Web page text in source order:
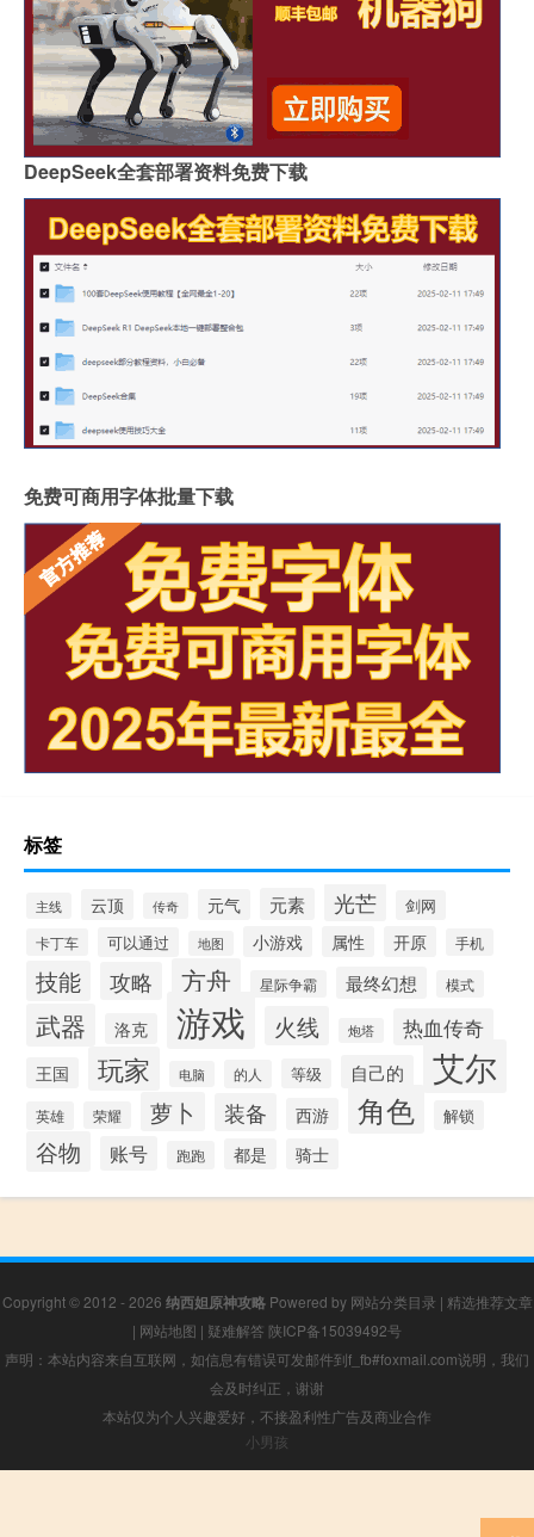
DeepSeek全套部署资料免费下载
免费可商用字体批量下载
标签
主线 云顶 传奇 元气 元素 光芒 剑网
卡丁车 可以通过 地图 小游戏 属性 开原 手机
技能 攻略 方舟 星际争霸 最终幻想 模式
武器 洛克 游戏 火线 炮塔 热血传奇
王国 玩家 电脑 的人 等级 自己的 艾尔
英雄 荣耀 萝卜 装备 西游 角色 解锁
谷物 账号 跑跑 都是 骑士
Copyright © 2012 - 2026 纳西妲原神攻略Powered by 网站分类目录 | 精选推荐文章
| 网站地图 | 疑难解答 陕ICP备15039492号
声明：本站内容来自互联网，如信息有错误可发邮件到f_fb#foxmail.com说明，我们
会及时纠正，谢谢
本站仅为个人兴趣爱好，不接盈利性广告及商业合作
小男孩